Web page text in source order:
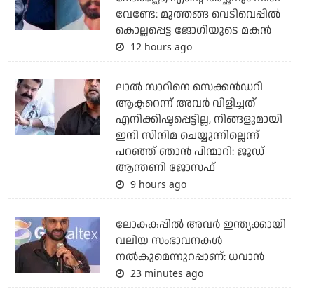
വേണ്ടേ: മുത്തങ്ങ വെടിവെപ്പില്‍
കൊല്ലപ്പെട്ട ജോഗിയുടെ മകന്‍
12 hours ago
ലാല്‍ സാറിനെ സെക്കന്‍ഡറി
ആക്ടറെന്ന് അവര്‍ വിളിച്ചത്
എനിക്കിഷ്ടപ്പെട്ടില്ല, നിങ്ങളുമായി
ഇനി സിനിമ ചെയ്യുന്നില്ലെന്ന്
പറഞ്ഞ് ഞാന്‍ പിന്മാറി: ജൂഡ്
ആന്തണി ജോസഫ്
9 hours ago
ലോകകപ്പിൽ അവര്‍ ഇന്ത്യക്കായി
വലിയ സംഭാവനകള്‍
നല്‍കുമെന്നുറപ്പാണ്: ധവാന്‍
23 minutes ago